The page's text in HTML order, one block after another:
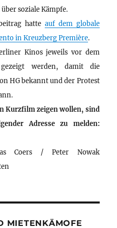
soziale Kämpfe.
hatte auf dem globale
in Kreuzberg Première.
Kinos jeweils vor dem
werden, damit die
HG bekannt und der Protest
Kurzfilm zeigen wollen, sind
Adresse zu melden:
Coers / Peter Nowak
MIETENKÄMOFE